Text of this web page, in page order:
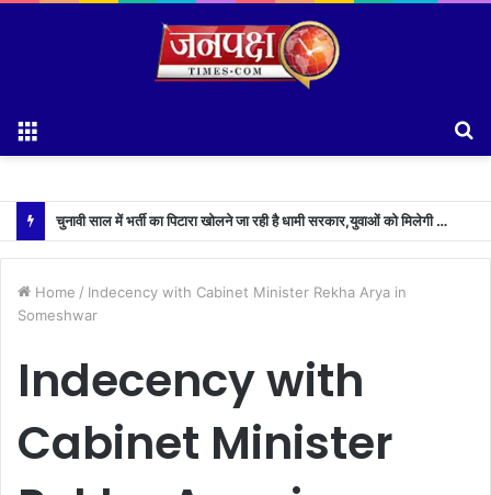
चुनावी साल में भर्ती का पिटारा खोलने जा रही है धामी सरकार,युवाओं को मिलेगी 34 हजार रिकॉर्ड भर्तियों की सौगात
Home / Indecency with Cabinet Minister Rekha Arya in
Someshwar
Indecency with
Cabinet Minister